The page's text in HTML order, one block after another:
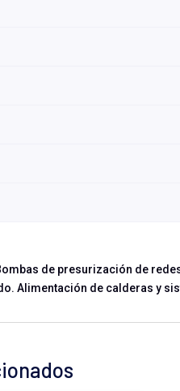
de presurización de
Alimentación de calderas y